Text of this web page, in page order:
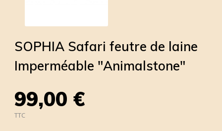
SOPHIA Safari feutre de laine
Imperméable "Animalstone"
99,00 €
TTC